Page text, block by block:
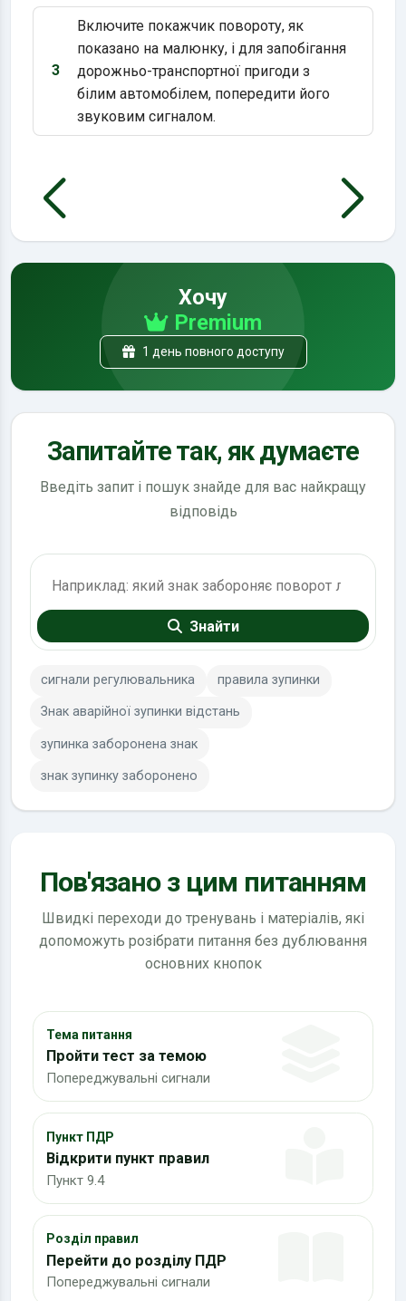
Варіант 3:
3
Включите покажчик повороту, як
показано на малюнку, і для запобігання
дорожньо-транспортної пригоди з
білим автомобілем, попередити його
звуковим сигналом.
Хочу
Premium
1 день повного доступу
Запитайте так, як думаєте
Введіть запит і пошук знайде для вас найкращу
відповідь
Знайти
сигнали регулювальника правила зупинки
Знак аварійної зупинки відстань
зупинка заборонена знак
знак зупинку заборонено
Пов'язано з цим питанням
Швидкі переходи до тренувань і матеріалів, які
допоможуть розібрати питання без дублювання
основних кнопок
Тема питання
Пройти тест за темою
Попереджувальні сигнали
Пункт ПДР
Відкрити пункт правил
Пункт 9.4
Розділ правил
Перейти до розділу ПДР
Попереджувальні сигнали